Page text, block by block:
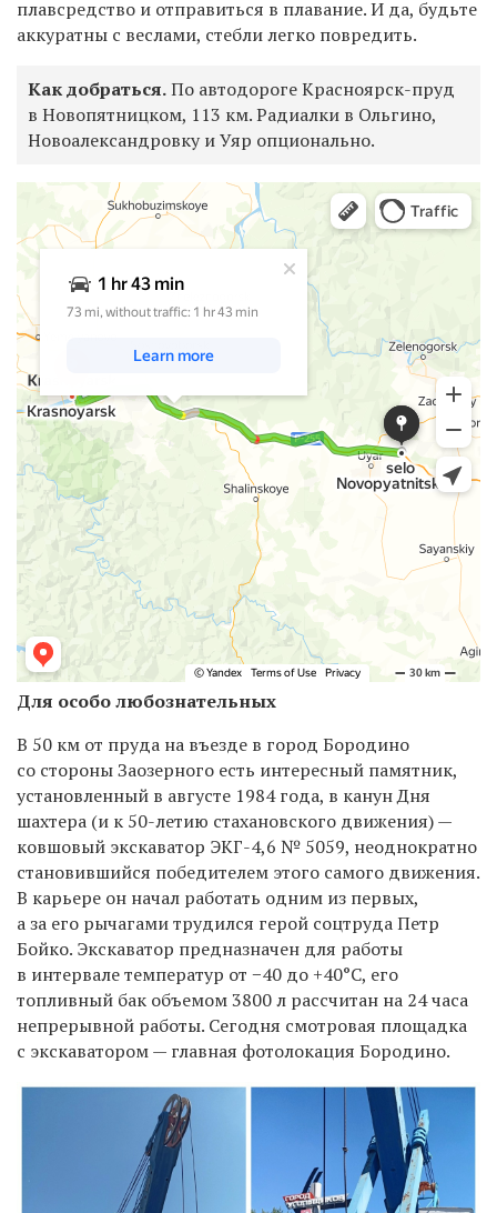
плавсредство и отправиться в плавание. И да, будьте
аккуратны с веслами, стебли легко повредить.
Как добраться.По автодороге Красноярск-пруд
в Новопятницком, 113 км. Радиалки в Ольгино,
Новоалександровку и Уяр опционально.
Для особо любознательных
В 50 км от пруда на въезде в город Бородино
со стороны Заозерного есть интересный памятник,
установленный в августе 1984 года, в канун Дня
шахтера (и к 50-летию стахановского движения) —
ковшовый экскаватор ЭКГ-4,6 № 5059, неоднократно
становившийся победителем этого самого движения.
В карьере он начал работать одним из первых,
а за его рычагами трудился герой соцтруда Петр
Бойко. Экскаватор предназначен для работы
в интервале температур от −40 до +40°С, его
топливный бак объемом 3800 л рассчитан на 24 часа
непрерывной работы. Сегодня смотровая площадка
с экскаватором — главная фотолокация Бородино.